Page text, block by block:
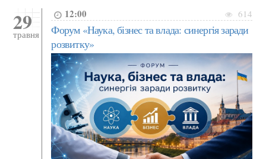
29
травня
12:00 614
Форум «Наука, бізнес та влада: синергія заради
розвитку»